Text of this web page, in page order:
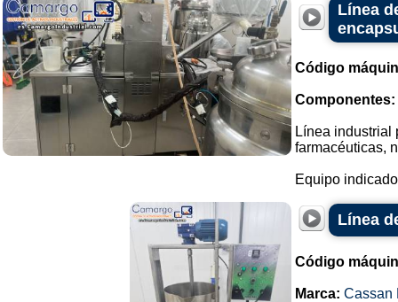
Línea
Código
Componentes:
Línea industrial
farmacéuticas,
Equipo
Línea
Código
Marca: Cassan